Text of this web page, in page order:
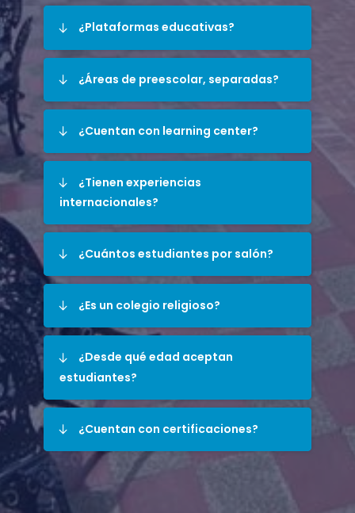
¿Plataformas educativas?
¿Áreas de preescolar, separadas?
¿Cuentan con learning center?
¿Tienen experiencias
internacionales?
¿Cuántos estudiantes por salón?
¿Es un colegio religioso?
¿Desde qué edad aceptan
estudiantes?
¿Cuentan con certificaciones?